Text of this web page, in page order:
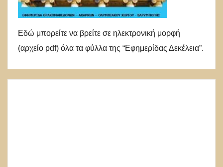
Εδώ μπορείτε να βρείτε σε ηλεκτρονική μορφή
(αρχείο pdf) όλα τα φύλλα της “Εφημερίδας Δεκέλεια”.